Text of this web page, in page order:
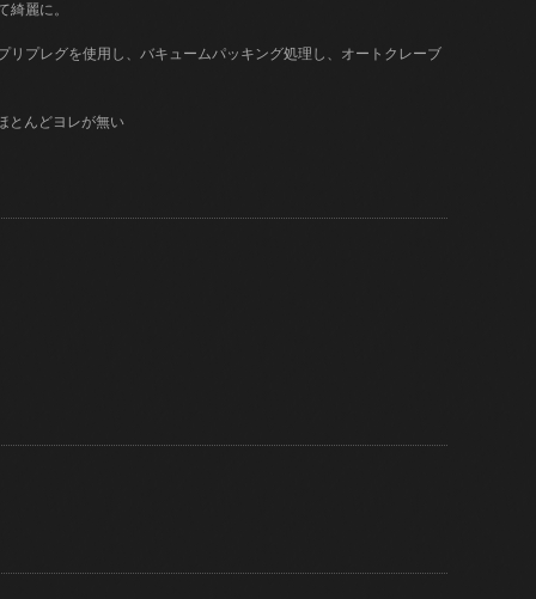
綺麗に。
リプレグを使用し、バキュームパッキング処理し、オートクレーブ
とんどヨレが無い